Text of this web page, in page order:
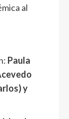
al
Paula
y